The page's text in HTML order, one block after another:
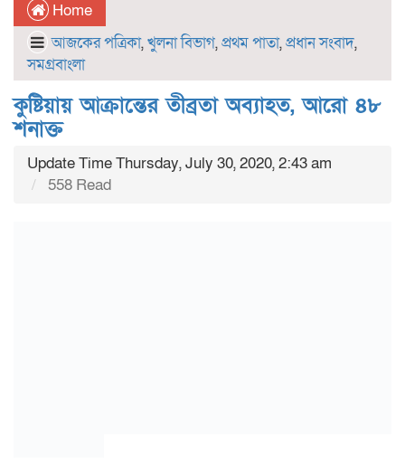
Home
আজকের পত্রিকা,খুলনা বিভাগ,প্রথম পাতা,প্রধান সংবাদ,
সমগ্রবাংলা
কুষ্টিয়ায় আক্রান্তের তীব্রতা অব্যাহত, আরো ৪৮
শনাক্ত
Update Time Thursday, July 30, 2020, 2:43 am
558 Read